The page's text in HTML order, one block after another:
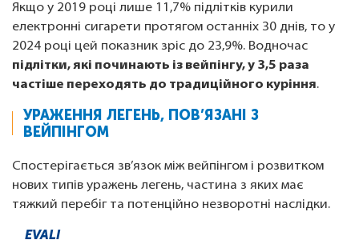
Якщо у 2019 році лише 11,7% підлітків курили
електронні сигарети протягом останніх 30 днів, то у
2024 році цей показник зріс до 23,9%. Водночас
підлітки, які починають із вейпінгу, у 3,5 раза
частіше переходять до традиційного куріння.
УРАЖЕННЯ ЛЕГЕНЬ, ПОВ’ЯЗАНІ З
ВЕЙПІНГОМ
Спостерігається зв’язок між вейпінгом і розвитком
нових типів уражень легень, частина з яких має
тяжкий перебіг та потенційно незворотні наслідки.
EVALI